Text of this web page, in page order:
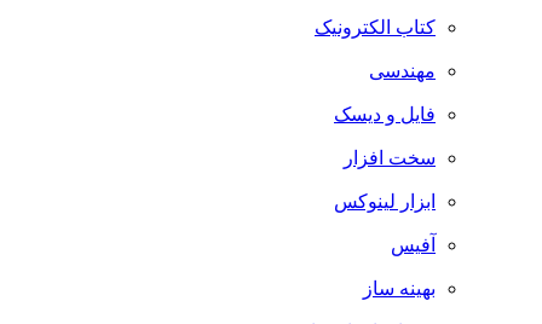
کتاب الکترونیک
مهندسی
فایل و دیسک
سخت افزار
ابزار لینوکس
آفیس
بهینه ساز